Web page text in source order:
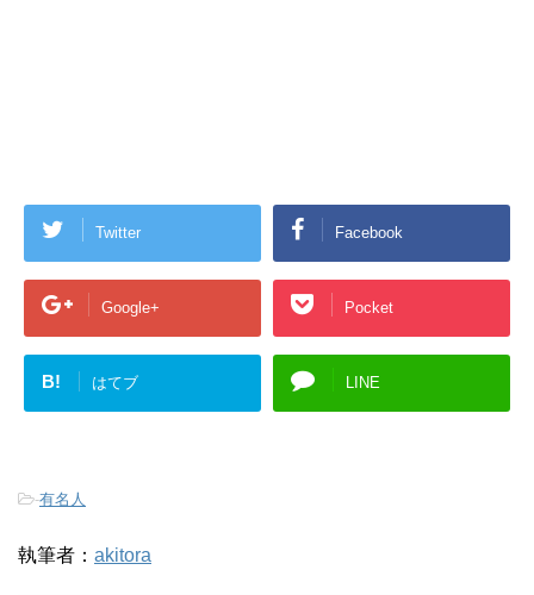
Twitter Facebook
Google+ Pocket
B! はてブ LINE
-有名人
執筆者： akitora